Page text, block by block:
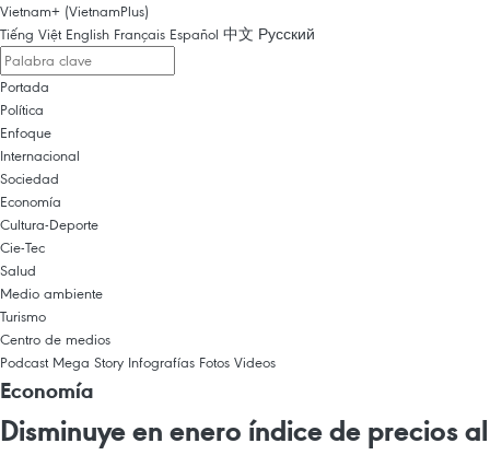
Vietnam+ (VietnamPlus)
Tiếng Việt English Français Español 中文 Русский
Portada
Política
Enfoque
Internacional
Sociedad
Economía
Cultura-Deporte
Cie-Tec
Salud
Medio ambiente
Turismo
Centro de medios
Podcast Mega Story Infografías Fotos Videos
Economía
Disminuye en enero índice de precios al